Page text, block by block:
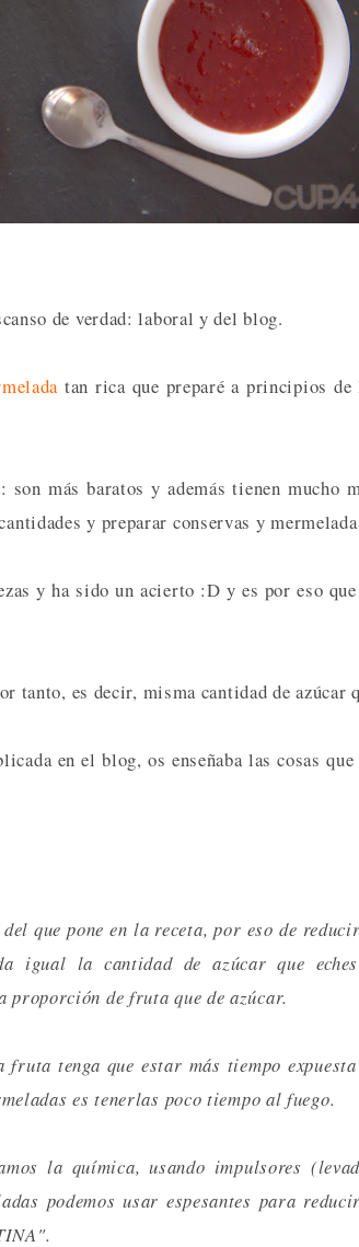
de verdad: laboral y del blog.
tan rica que preparé a principios de
más baratos y además tienen mucho
y preparar conservas y
y ha sido un acierto :D y es por eso
tanto, es decir, misma cantidad de azúcar
en el blog, os enseñaba las cosas
que pone en la receta, por eso de
igual la cantidad de azúcar que
de fruta que de azúcar.
tenga que estar más tiempo
es tenerlas poco tiempo al fuego.
la química, usando impulsores
podemos usar espesantes para